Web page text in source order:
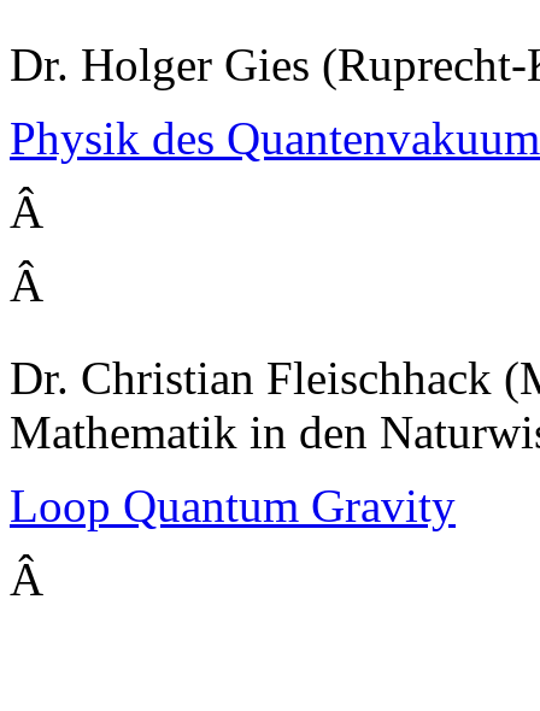
Dr. Holger Gies
Physik des
Â
Â
Dr. Christian Fleischhack
Mathematik in den
Loop Quantum Gravity
Â